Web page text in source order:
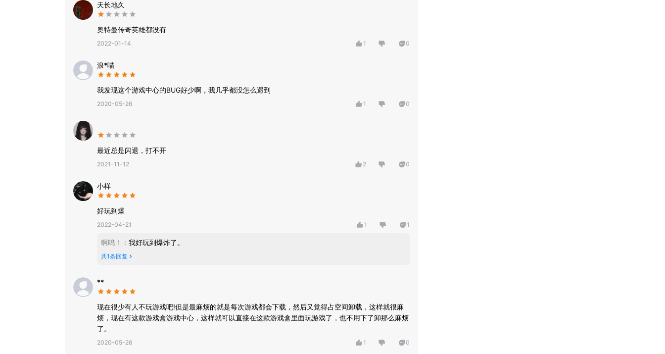
天长地久
奥特曼传奇英雄都没有
2022-01-14 1 0
浪*喵
我发现这个游戏中心的BUG好少啊，我几乎都没怎么遇到
2020-05-26 1 0
最近总是闪退，打不开
2021-11-12 2 0
小样
好玩到爆
2022-04-21 1 1
啊呜！ ： 我好玩到爆炸了。
共1条回复
**
现在很少有人不玩游戏吧!但是最麻烦的就是每次游戏都会下载，然后又觉得占空间卸载，这样就很麻
烦，现在有这款游戏盒游戏中心，这样就可以直接在这款游戏盒里面玩游戏了，也不用下了卸那么麻烦
了。
2020-05-26 1 0